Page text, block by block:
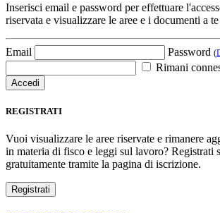
Inserisci email e password per effettuare
riservata e visualizzare le aree e i documenti a
Email Password (
Rimani
REGISTRATI
Vuoi visualizzare le aree riservate e rimanere
in materia di fisco e leggi sul lavoro? Registrati
gratuitamente tramite la pagina di iscrizione.